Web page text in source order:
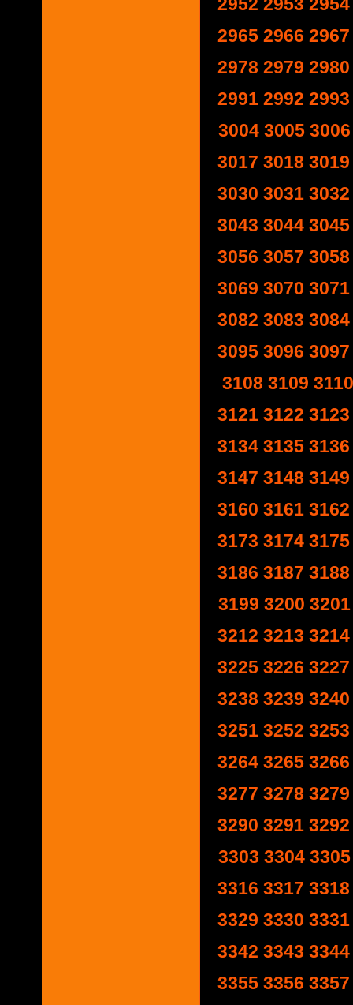
2965 2966 2967
2978 2979 2980
2991 2992 2993
3004 3005 3006
3017 3018 3019
3030 3031 3032
3043 3044 3045
3056 3057 3058
3069 3070 3071
3082 3083 3084
3095 3096 3097
3108 3109 3110
3121 3122 3123
3134 3135 3136
3147 3148 3149
3160 3161 3162
3173 3174 3175
3186 3187 3188
3199 3200 3201
3212 3213 3214
3225 3226 3227
3238 3239 3240
3251 3252 3253
3264 3265 3266
3277 3278 3279
3290 3291 3292
3303 3304 3305
3316 3317 3318
3329 3330 3331
3342 3343 3344
3355 3356 3357